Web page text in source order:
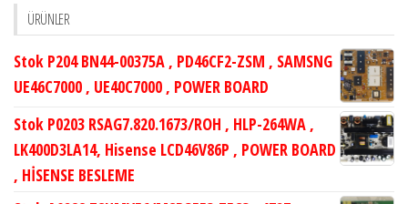
ÜRÜNLER
Stok P204 BN44-00375A , PD46CF2-ZSM , SAMSNG
UE46C7000 , UE40C7000 , POWER BOARD
Stok P0203 RSAG7.820.1673/ROH , HLP-264WA ,
LK400D3LA14, Hisense LCD46V86P , POWER BOARD
, HİSENSE BESLEME